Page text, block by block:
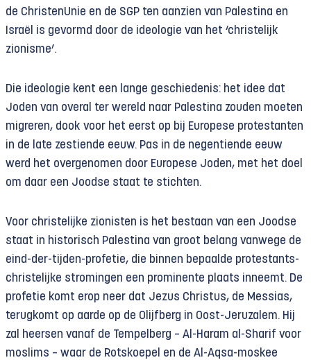
de ChristenUnie en de SGP ten aanzien van Palestina en
Israël is gevormd door de ideologie van het ‘christelijk
zionisme’.
Die ideologie kent een lange geschiedenis: het idee dat
Joden van overal ter wereld naar Palestina zouden moeten
migreren, dook voor het eerst op bij Europese protestanten
in de late zestiende eeuw. Pas in de negentiende eeuw
werd het overgenomen door Europese Joden, met het doel
om daar een Joodse staat te stichten.
Voor christelijke zionisten is het bestaan van een Joodse
staat in historisch Palestina van groot belang vanwege de
eind-der-tijden-profetie, die binnen bepaalde protestants-
christelijke stromingen een prominente plaats inneemt. De
profetie komt erop neer dat Jezus Christus, de Messias,
terugkomt op aarde op de Olijfberg in Oost-Jeruzalem. Hij
zal heersen vanaf de Tempelberg – Al-Haram al-Sharif voor
moslims – waar de Rotskoepel en de Al-Aqsa-moskee